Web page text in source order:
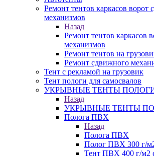
Ремонт тентов каркасов ворот
механизмов
Назад
Ремонт тентов каркасов
механизмов
Ремонт тентов на
Ремонт сдвижного
Тент с рекламой на грузовик
Тент пологи для самосвалов
УКРЫВНЫЕ ТЕНТЫ
Назад
УКРЫВНЫЕ ТЕНТЫ
Полога ПВХ
Назад
Полога ПВХ
Полог ПВХ 300 г/
Тент ПВХ 400 г/м2